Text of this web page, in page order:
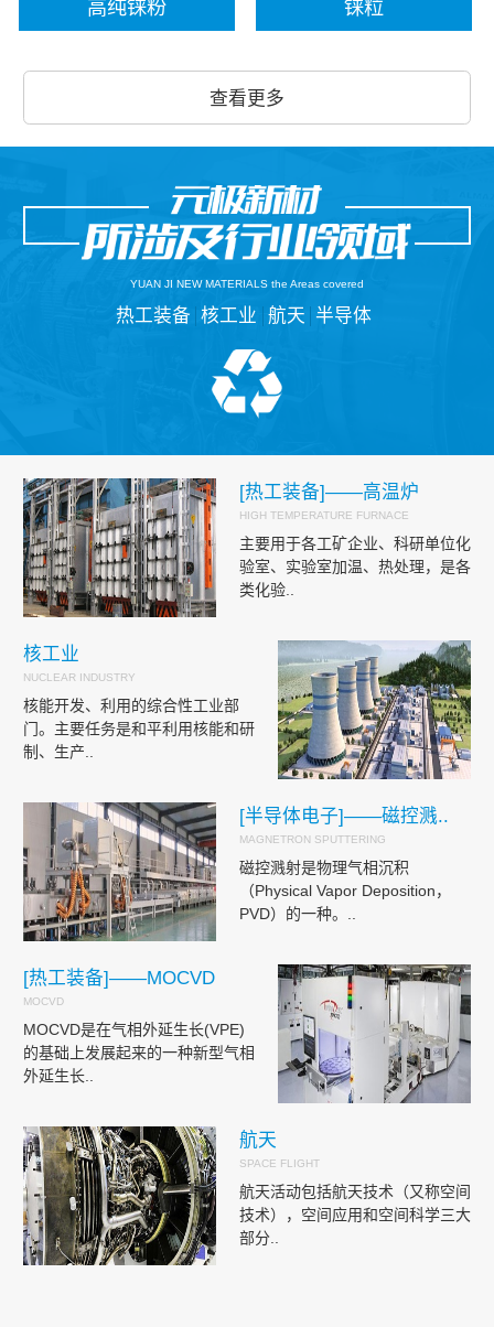
高纯铼粉 铼粒
查看更多
YUAN JI NEW MATERIALS the Areas covered
热工装备 核工业 航天 半导体
[热工装备]——高温炉
HIGH TEMPERATURE FURNACE
主要用于各工矿企业、科研单位化
验室、实验室加温、热处理，是各
类化验..
核工业
NUCLEAR INDUSTRY
核能开发、利用的综合性工业部
门。主要任务是和平利用核能和研
制、生产..
[半导体电子]——磁控溅..
MAGNETRON SPUTTERING
磁控溅射是物理气相沉积
（Physical Vapor Deposition，
PVD）的一种。..
[热工装备]——MOCVD
MOCVD
MOCVD是在气相外延生长(VPE)
的基础上发展起来的一种新型气相
外延生长..
航天
SPACE FLIGHT
航天活动包括航天技术（又称空间
技术），空间应用和空间科学三大
部分..